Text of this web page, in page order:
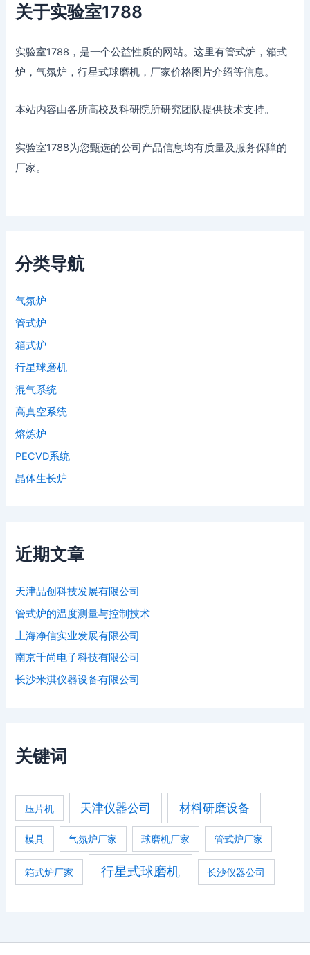
关于实验室1788
实验室1788，是一个公益性质的网站。这里有管式炉，箱式
炉，气氛炉，行星式球磨机，厂家价格图片介绍等信息。
本站内容由各所高校及科研院所研究团队提供技术支持。
实验室1788为您甄选的公司产品信息均有质量及服务保障的
厂家。
分类导航
气氛炉
管式炉
箱式炉
行星球磨机
混气系统
高真空系统
熔炼炉
PECVD系统
晶体生长炉
近期文章
天津品创科技发展有限公司
管式炉的温度测量与控制技术
上海净信实业发展有限公司
南京千尚电子科技有限公司
长沙米淇仪器设备有限公司
关键词
压片机 天津仪器公司 材料研磨设备
模具 气氛炉厂家 球磨机厂家 管式炉厂家
箱式炉厂家 行星式球磨机 长沙仪器公司